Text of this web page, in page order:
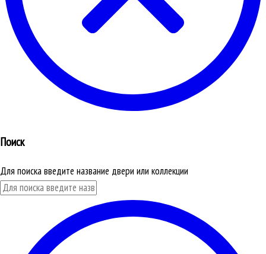
Поиск
Для поиска введите название двери или коллекции